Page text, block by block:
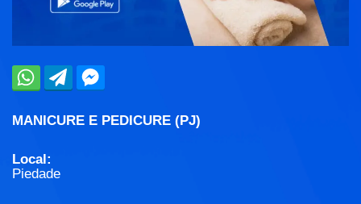
MANICURE E PEDICURE (PJ)
Local:
Piedade